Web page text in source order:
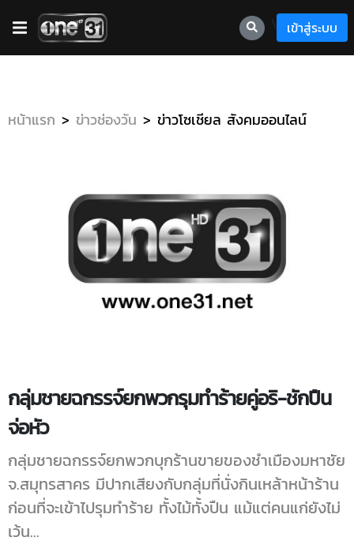
เข้าสู่ระบบ
หน้าแรก ข่าวช่องวัน ข่าวโซเชียล สังคมออนไลน์
กลุ่มชายฉกรรจ์ยกพวกรุมทำร้ายคู่อริ-ชักปืน
จ่อหัว
กลุ่มชายฉกรรจ์ยกพวกบุกร้านขายของชำเมืองมหาชัย
จ.สมุทรสาคร มีปากเสียงกับกลุ่มที่นั่งกินเหล้าหน้าร้าน
ก่อนที่จะเข้าไปรุมทำร้าย ทั้งไม้ทั้งปืน แม้แต่คนแก่ยังไม่
เว้น...